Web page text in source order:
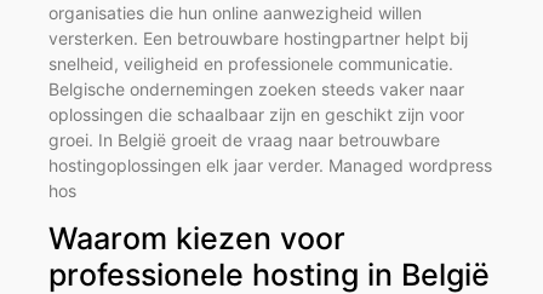
organisaties die hun online aanwezigheid willen
versterken. Een betrouwbare hostingpartner helpt bij
snelheid, veiligheid en professionele communicatie.
Belgische ondernemingen zoeken steeds vaker naar
oplossingen die schaalbaar zijn en geschikt zijn voor
groei. In België groeit de vraag naar betrouwbare
hostingoplossingen elk jaar verder. Managed wordpress
hos
Waarom kiezen voor
professionele hosting in België